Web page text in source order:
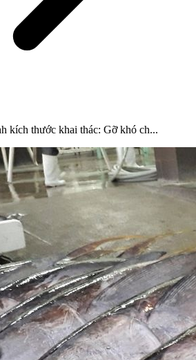
kích thước khai thác: Gỡ khó ch...